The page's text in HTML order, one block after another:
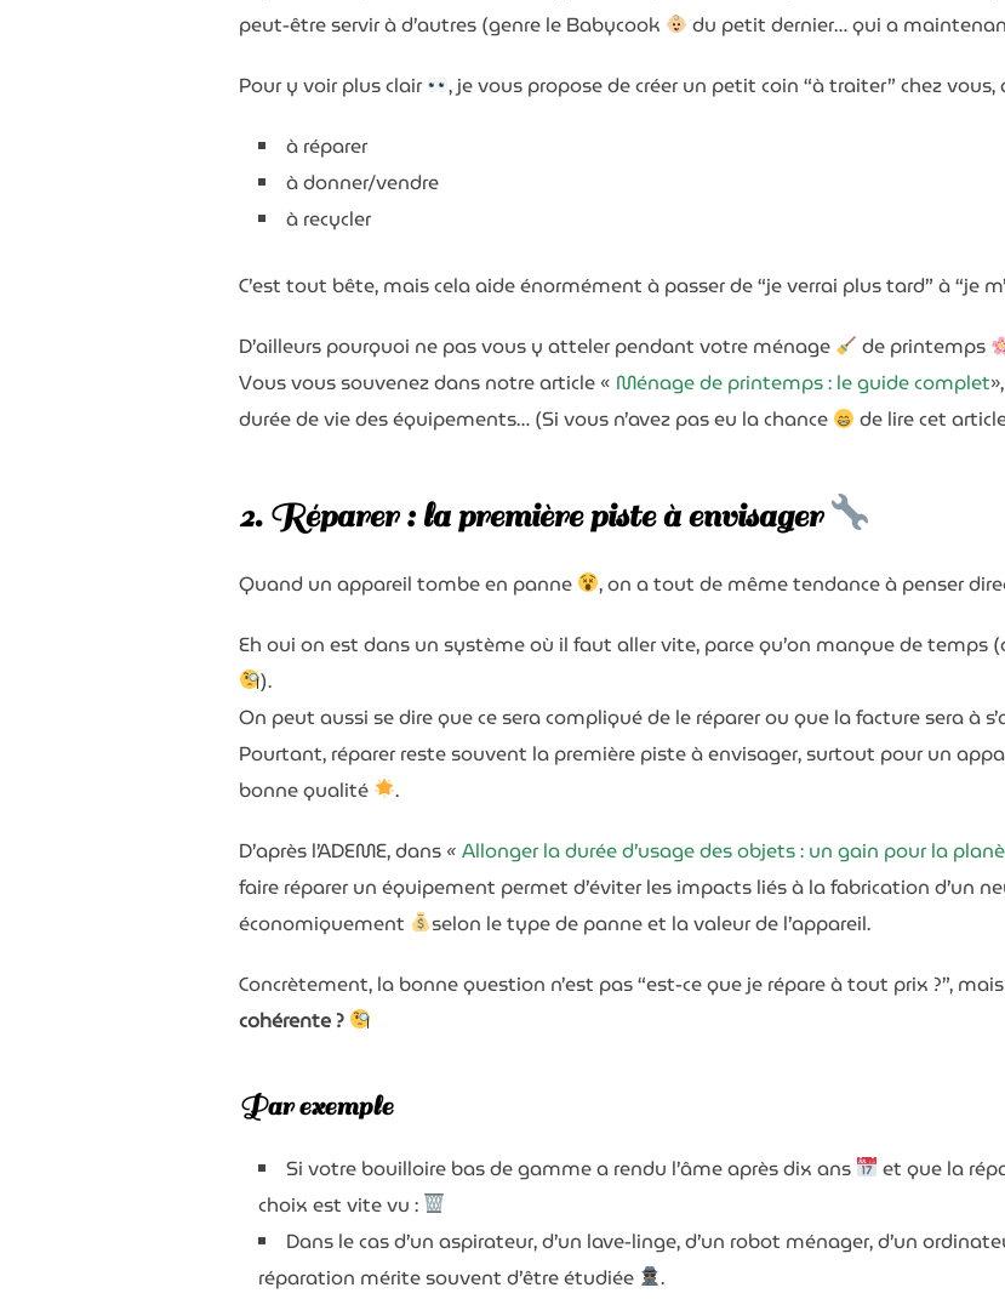
peut-être servir à d’autres (genre le Babycook
du petit dernier… qui a
Pour y voir plus clair
, je vous propose de créer un petit coin “à traiter” chez vous,
à réparer
à donner/vendre
à recycler
C’est tout bête, mais cela aide énormément à passer de “je verrai plus tard” à “je
D’ailleurs pourquoi ne pas vous y atteler pendant votre ménage
de printemps
Vous vous souvenez dans notre article « Ménage de printemps : le guide complet
durée de vie des équipements… (Si vous n’avez pas eu la chance
de lire cet
2. Réparer : la première piste à envisager
Quand un appareil tombe en panne , on a tout de même tendance à penser
Eh oui on est dans un système où il faut aller vite, parce qu’on manque de temps
).
On peut aussi se dire que ce sera compliqué de le réparer ou que la facture sera à
Pourtant, réparer reste souvent la première piste à envisager, surtout pour un
bonne qualité
.
D’après l’ADEME, dans « Allonger la durée d’usage des objets : un gain pour la
faire réparer un équipement permet d’éviter les impacts liés à la fabrication d’un
économiquement
selon le type de panne et la valeur de l’appareil.
Concrètement, la bonne question n’est pas “est-ce que je répare à tout prix ?”,
cohérente ?
Par exemple
Si votre bouilloire bas de gamme a rendu l’âme après dix ans et que la
choix est vite vu :
Dans le cas d’un aspirateur, d’un lave-linge, d’un robot ménager, d’un
réparation mérite souvent d’être étudiée
.